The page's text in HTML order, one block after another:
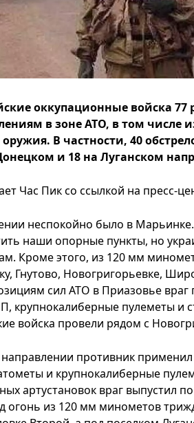
оккупационные войска 77
в зоне АТО, в том числе
В частности, 40
и 18 на Луганском
Час Пик со ссылкой на пресс-
неспокойно было в
наши опорные пункты, но
Кроме этого, из 120 мм
Гнутово, Новогригорьевке,
сил АТО в Приазовье
крупнокалиберные пулеметы и
войска провели рядом с
противник
и крупнокалиберные
артустановок враг выпустил
огонь из 120 мм минометов